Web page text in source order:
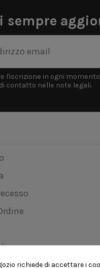
sempre
l'iscrizione in ogni
contatto nelle note legali.
sicuro
richiede di accettare i